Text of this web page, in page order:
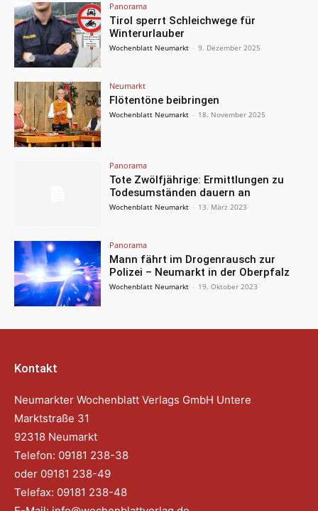
Panorama
Tirol sperrt Schleichwege für
Winterurlauber
Wochenblatt Neumarkt - 9. Dezember 2025
Neumarkt
Flötentöne beibringen
Wochenblatt Neumarkt - 18. November 2025
Panorama
Tote Zwölfjährige: Ermittlungen zu
Todesumständen dauern an
Wochenblatt Neumarkt - 13. März 2023
Panorama
Mann fährt im Drogenrausch zur
Polizei – Neumarkt in der Oberpfalz
Wochenblatt Neumarkt - 19. Oktober 2023
Kontakt
Neumarkter Wochenblatt Verlags GmbH Untere
Marktstraße 31
92318 Neumarkt
Telefon: 09181 238-38
oder 09181 238-49
Telefax: 09181 238-48